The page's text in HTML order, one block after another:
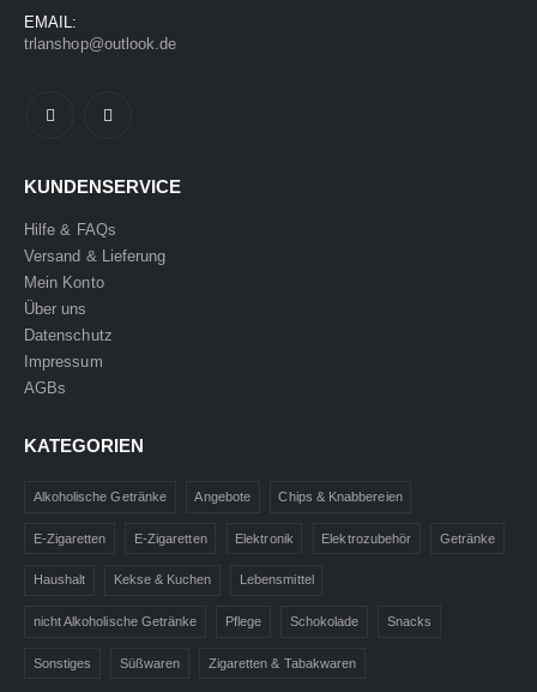
EMAIL:
trlanshop@outlook.de
KUNDENSERVICE
Hilfe & FAQs
Versand & Lieferung
Mein Konto
Über uns
Datenschutz
Impressum
AGBs
KATEGORIEN
Alkoholische Getränke Angebote Chips & Knabbereien
E-Zigaretten E-Zigaretten Elektronik Elektrozubehör Getränke
Haushalt Kekse & Kuchen Lebensmittel
nicht Alkoholische Getränke Pflege Schokolade Snacks
Sonstiges Süßwaren Zigaretten & Tabakwaren